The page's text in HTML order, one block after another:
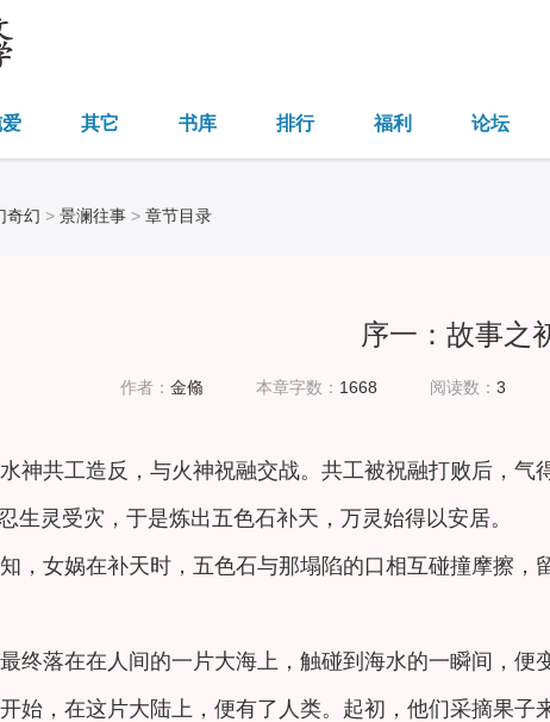
其它 书库 排行 福利 论坛
奇幻 > 景澜往事 > 章节目录
序一：故事之
作者： 金翛 本章字数： 1668 阅读数： 3
水神共工造反，与火神祝融交战。共工被祝融打败后，
生灵受灾，于是炼出五色石补天，万灵始得以安居。
，女娲在补天时，五色石与那塌陷的口相互碰撞摩擦
终落在在人间的一片大海上，触碰到海水的一瞬间，便
始，在这片大陆上，便有了人类。起初，他们采摘果